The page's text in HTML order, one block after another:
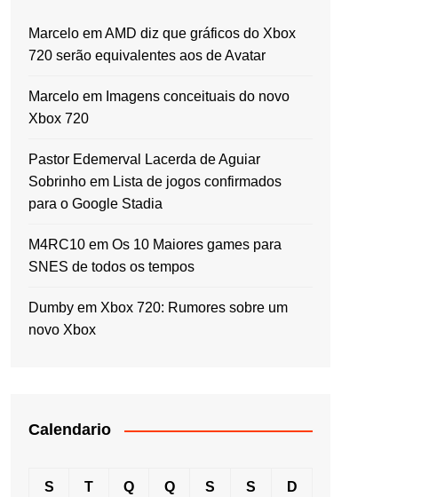
Marcelo emAMD diz que gráficos do Xbox
720 serão equivalentes aos de Avatar
Marcelo em Imagens conceituais do novo
Xbox 720
Pastor Edemerval Lacerda de Aguiar
Sobrinho em Lista de jogos confirmados
para o Google Stadia
M4RC10 em Os 10 Maiores games para
SNES de todos os tempos
Dumby em Xbox 720: Rumores sobre um
novo Xbox
Calendario
S T Q Q S S D